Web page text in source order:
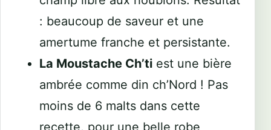
: beaucoup de saveur et une
amertume franche et persistante.
La Moustache Ch’ti est une bière
ambrée comme din ch’Nord ! Pas
moins de 6 malts dans cette
recette, pour une belle robe